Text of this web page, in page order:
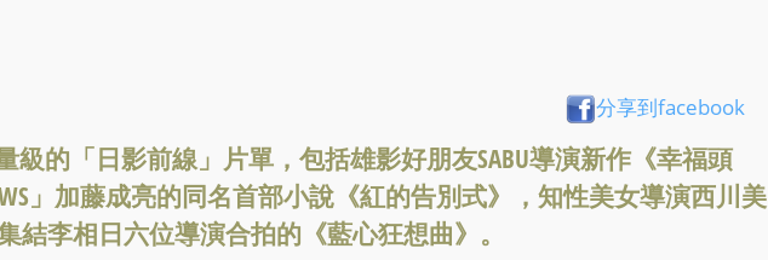
分享到facebook
級的「日影前線」片單，包括雄影好朋友SABU導演新作《幸福頭
」加藤成亮的同名首部小說《紅的告別式》，知性美女導演西川美
結李相日六位導演合拍的《藍心狂想曲》。